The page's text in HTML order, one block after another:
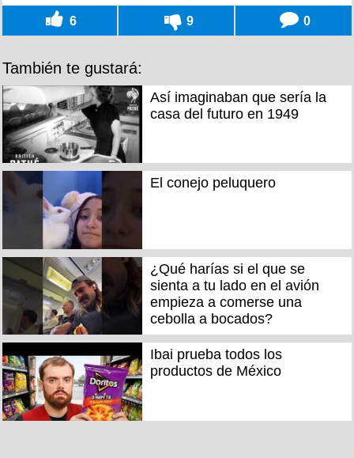
6 9 0
También te gustará:
Así imaginaban que sería la
casa del futuro en 1949
El conejo peluquero
¿Qué harías si el que se
sienta a tu lado en el avión
empieza a comerse una
cebolla a bocados?
Ibai prueba todos los
productos de México